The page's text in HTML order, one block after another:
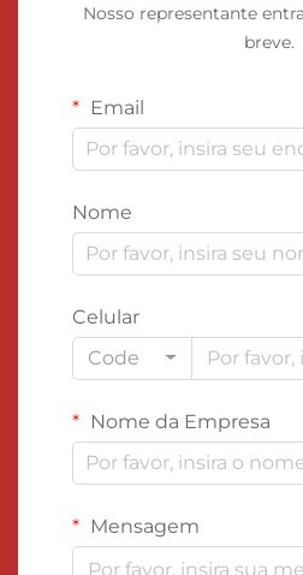
Nosso representante
breve.
Email
Nome
Celular
Code
Nome da Empresa
Mensagem